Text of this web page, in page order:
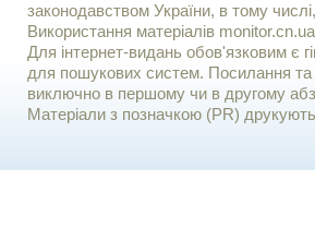
законодавством України, в тому
Використання матерiалiв
Для iнтернет-видань обов'язковим є
для пошукових систем. Посилання та
виключно в першому чи в другому
Матеріали з позначкою (PR)